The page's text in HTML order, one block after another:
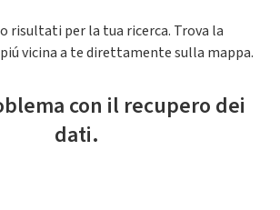
risultati per la tua ricerca. Trova la
vicina a te direttamente sulla mappa.
con il recupero dei
dati.